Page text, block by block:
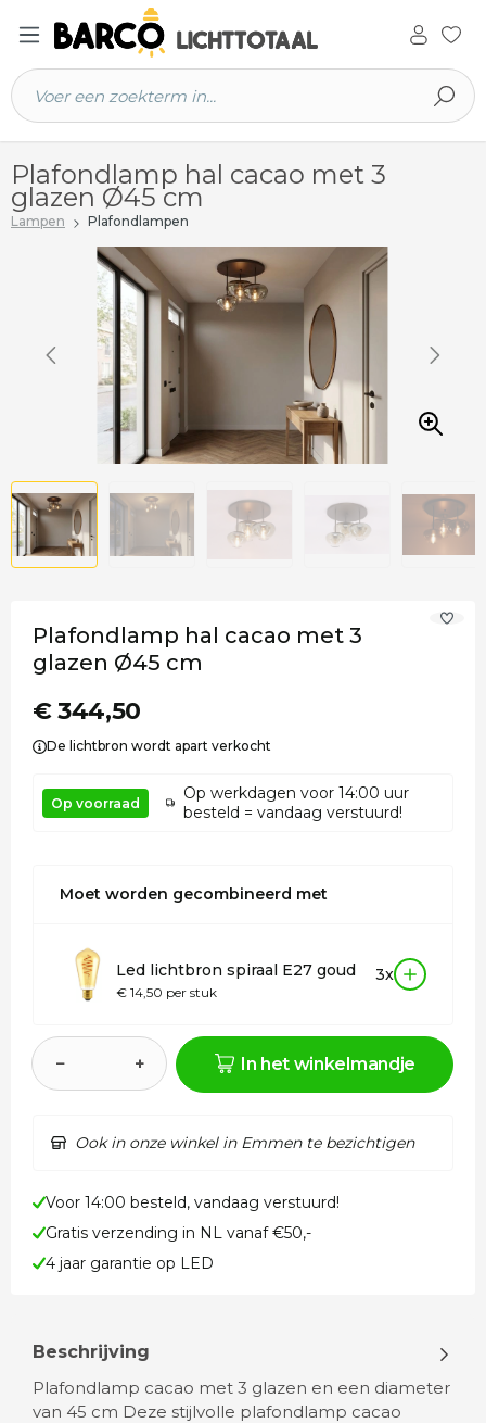
hoofdinhoud
Plafondlamp hal cacao met 3
glazen Ø45 cm
Lampen Plafondlampen
Plafondlamp hal cacao met 3
glazen Ø45 cm
€ 344,50
De lichtbron wordt apart verkocht
Op voorraad
Op werkdagen voor 14:00 uur
besteld = vandaag verstuurd!
Moet worden gecombineerd met
Led lichtbron spiraal E27 goud
€ 14,50 per stuk
3x
− + In het winkelmandje
Ook in onze winkel in Emmen te bezichtigen
Voor 14:00 besteld, vandaag verstuurd!
Gratis verzending in NL vanaf €50,-
4 jaar garantie op LED
Beschrijving
Plafondlamp cacao met 3 glazen en een diameter
van 45 cm Deze stijlvolle plafondlamp cacao